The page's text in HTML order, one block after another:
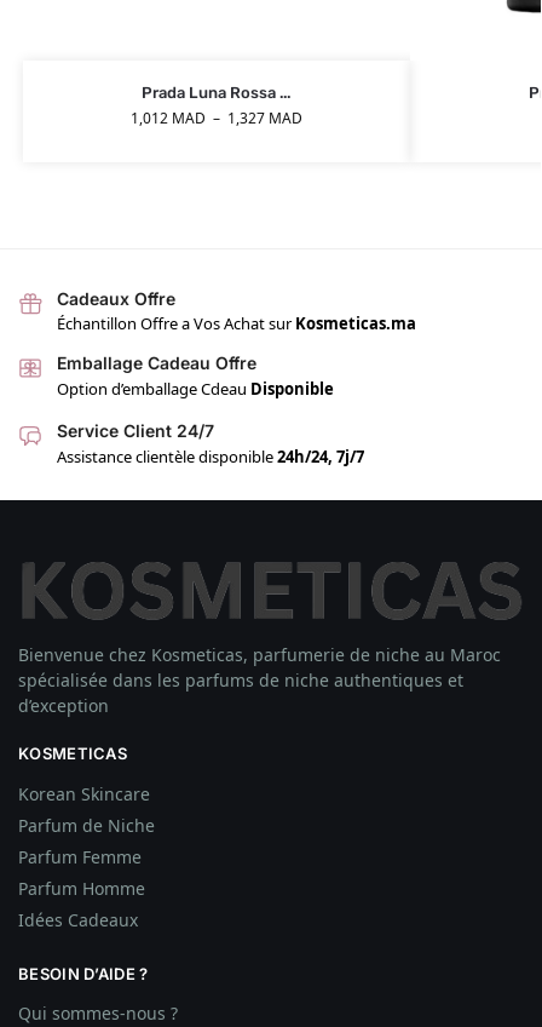
Prada Luna Rossa ...
1,012 MAD – 1,327 MAD
Cadeaux Offre
Échantillon Offre a Vos Achat surKosmeticas.ma
Emballage Cadeau Offre
Option d’emballage Cdeau Disponible
Service Client 24/7
Assistance clientèle disponible24h/24, 7j/7
Bienvenue chez Kosmeticas, parfumerie de niche au Maroc
spécialisée dans les parfums de niche authentiques et
d’exception
KOSMETICAS
Korean Skincare
Parfum de Niche
Parfum Femme
Parfum Homme
Idées Cadeaux
BESOIN D’AIDE ?
Qui sommes-nous ?